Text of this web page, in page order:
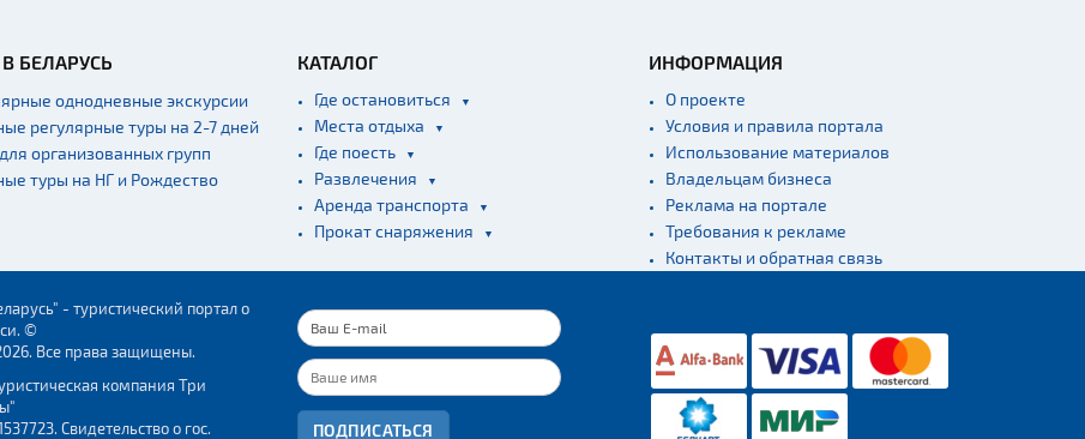
БЕЛАРУСЬ
однодневные экскурсии
регулярные туры на 2-7 дней
организованных групп
туры на НГ и Рождество
КАТАЛОГ
Где остановиться
Места отдыха
Где поесть
Развлечения
Аренда транспорта
Прокат снаряжения
ИНФОРМАЦИЯ
О проекте
Условия и правила портала
Использование материалов
Владельцам бизнеса
Реклама на портале
Требования к рекламе
Контакты и обратная связь
- туристический портал о
©
Все права защищены.
компания Три
Свидетельство о гос.
ПОДПИСАТЬСЯ